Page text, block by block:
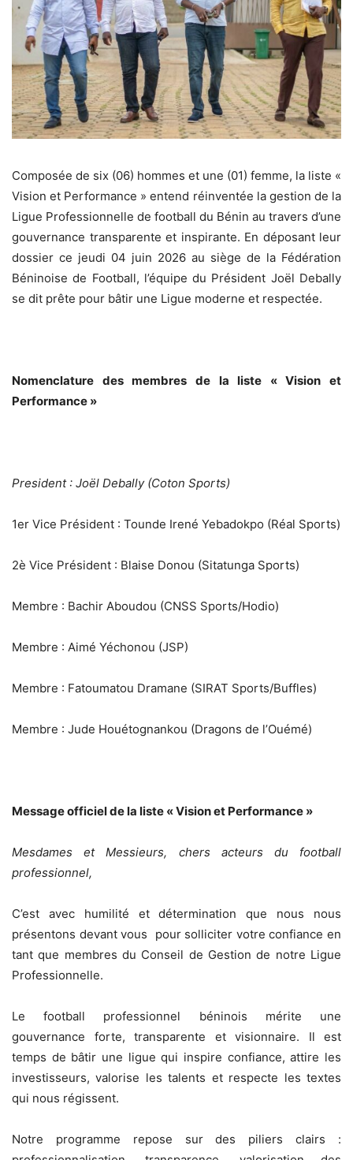
Composée de six (06) hommes et une (01) femme, la liste «
Vision et Performance » entend réinventée la gestion de la
Ligue Professionnelle de football du Bénin au travers d’une
gouvernance transparente et inspirante. En déposant leur
dossier ce jeudi 04 juin 2026 au siège de la Fédération
Béninoise de Football, l’équipe du Président Joël Debally
se dit prête pour bâtir une Ligue moderne et respectée.
‎Nomenclature des membres de la liste « Vision et
Performance »
‎President : Joël Debally (Coton Sports)
‎1er Vice Président : Tounde Irené Yebadokpo (Réal Sports)
‎2è Vice Président : Blaise Donou (Sitatunga Sports)
‎Membre : Bachir Aboudou (CNSS Sports/Hodio)
‎Membre : Aimé Yéchonou (JSP)
‎Membre : Fatoumatou Dramane (SIRAT Sports/Buffles)
Membre : Jude Houétognankou (Dragons de l’Ouémé)
‎Message officiel de la liste « Vision et Performance »
‎Mesdames et Messieurs, chers acteurs du football
professionnel,
‎C’est avec humilité et détermination que nous nous
présentons devant vous pour solliciter votre confiance en
tant que membres du Conseil de Gestion de notre Ligue
Professionnelle.
‎Le football professionnel béninois mérite une
gouvernance forte, transparente et visionnaire. Il est
temps de bâtir une ligue qui inspire confiance, attire les
investisseurs, valorise les talents et respecte les textes
qui nous régissent.
‎Notre programme repose sur des piliers clairs :